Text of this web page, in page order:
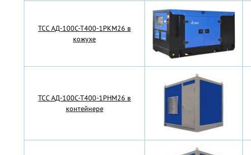
TCC АД-100С-Т400-1РКМ26 в
кожухе
TCC АД-100С-Т400-1РНМ26 в
контейнере